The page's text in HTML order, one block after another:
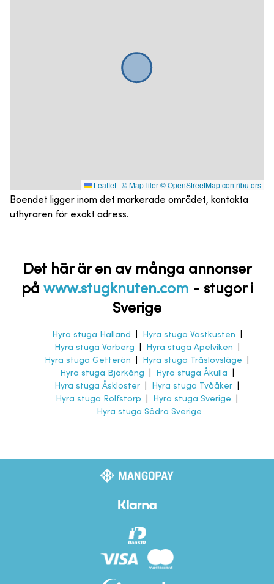
Leaflet | © MapTiler© OpenStreetMap contributors
Boendet ligger inom det markerade området, kontakta
uthyraren för exakt adress.
Det här är en av många annonser
på www.stugknuten.com - stugor i
Sverige
Hyra stuga Halland Hyra stuga Västkusten
Hyra stuga Varberg
Hyra stuga Apelviken
Hyra stuga Getterön
Hyra stuga Träslövsläge
Hyra stuga Björkäng
Hyra stuga Åkulla
Hyra stuga Åskloster
Hyra stuga Tvååker
Hyra stuga Rolfstorp
Hyra stuga Sverige
Hyra stuga Södra Sverige